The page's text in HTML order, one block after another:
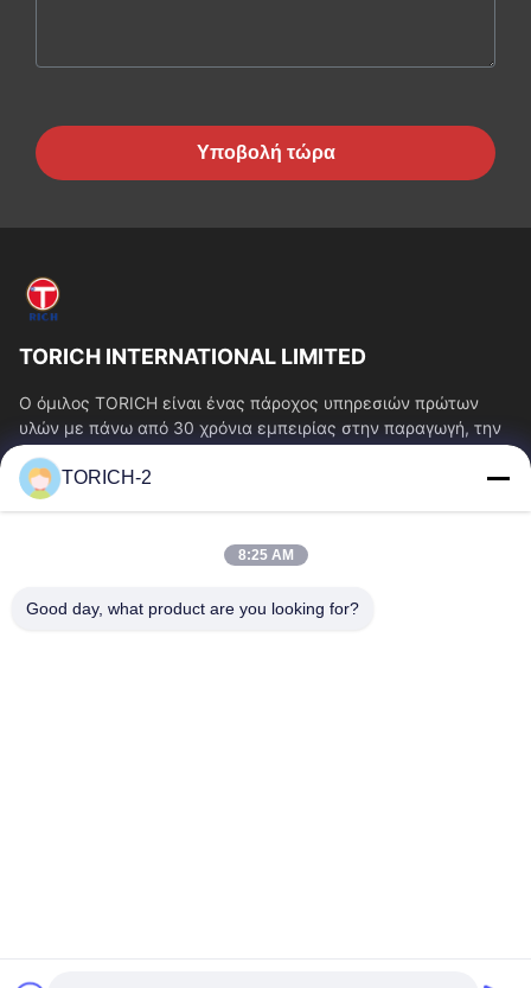
Υποβολή τώρα
TORICH INTERNATIONAL LIMITED
Ο όμιλος TORICH είναι ένας πάροχος υπηρεσιών πρώτων
υλών με πάνω από 30 χρόνια εμπειρίας στην παραγωγή, την
έρευνα και ανάπτυξη, το εμπόριο, την...
Γρήγοροι Σύνδεσμοι
Σχετικά Με Εμάς
Γύρος Εργοστασίων
Ποιοτικός Έλεγχος
TORICH-2
8:25 AM
Good day, what product are you looking for?